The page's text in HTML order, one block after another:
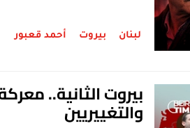
لبنان بيروت أحمد قعبور
بيروت الثانية..
والتغييريين